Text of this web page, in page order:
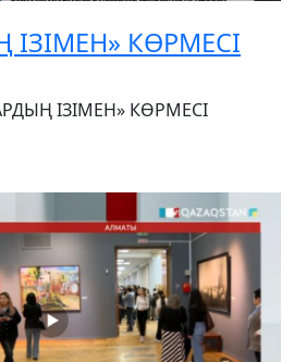
ІЗІМЕН» КӨРМЕСІ
ІЗІМЕН» КӨРМЕСІ